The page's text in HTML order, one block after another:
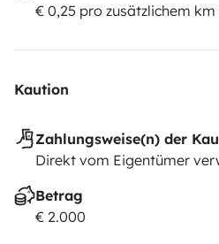
€ 0,25 pro zusätzlichem km
Kaution
Zahlungsweise(n) der
Direkt vom Eigentümer
Betrag
€ 2.000